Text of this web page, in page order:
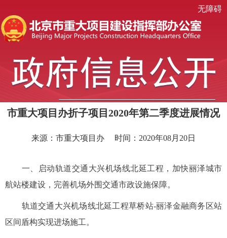
无障碍
市重大项目办折子项目2020年第二季度进展情况
来源：市重大项目办 时间：2020年08月20日
一、启动轨道交通大兴机场线北延工程，加快丽泽城市
航站楼建设，完善机场外围交通市政设施保障。
轨道交通大兴机场线北延工程草桥站-丽泽金融商务区站
区间盾构实现进场施工。